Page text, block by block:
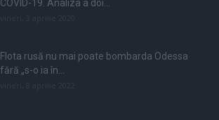
COVID-19. Analiza a doi...
Flota rusă nu mai poate bombarda Odessa
fără „s-o ia în...